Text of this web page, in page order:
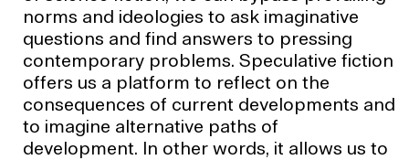
norms and ideologies to ask imaginative
questions and find answers to pressing
contemporary problems. Speculative fiction
offers us a platform to reflect on the
consequences of current developments and
to imagine alternative paths of
development. In other words, it allows us to